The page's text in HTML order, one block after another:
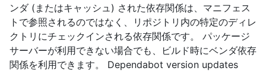
ンダ (またはキャッシュ) された依存関係は、マニフェス
トで参照されるのではなく、リポジトリ内の特定のディレ
クトリにチェックインされる依存関係です。 パッケージ
サーバーが利用できない場合でも、ビルド時にベンダ依存
関係を利用できます。 Dependabot version updates